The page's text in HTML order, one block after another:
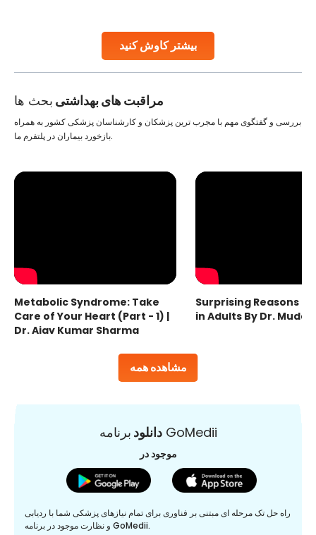
بیشتر کاوش کنید
Studies, such as one published
مراقبت های بهداشتی بحث ها
مشاهده همه
بررسی و گفتگوی مهم با مجرب ترین پزشکان و کارشناسان پزشکی کشور به همراه
بازخورد بیماران در پلتفرم ما.
Metabolic Syndrome: Take
Care of Your Heart (Part - 1) |
Dr. Ajay Kumar Sharma
Surprising Reasons
in Adults By Dr.
دانلودبرنامه GoMedii
موجود در
راه حل تک مرحله ای مبتنی بر فناوری برای تمام نیازهای پزشکی شما با ردیابی
و نظارت موجود در برنامه GoMedii.